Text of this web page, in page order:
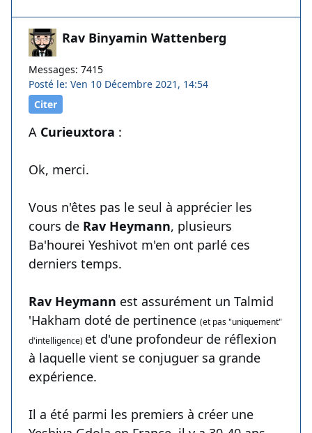
Rav Binyamin Wattenberg
Messages: 7415
Posté le: Ven 10 Décembre 2021, 14:54
Citer
A Curieuxtora :
Ok, merci.
Vous n'êtes pas le seul à apprécier les
cours de Rav Heymann, plusieurs
Ba'hourei Yeshivot m'en ont parlé ces
derniers temps.
Rav Heymann est assurément un Talmid
'Hakham doté de pertinence (et pas "uniquement"
d'intelligence) et d'une profondeur de réflexion
à laquelle vient se conjuguer sa grande
expérience.
Il a été parmi les premiers à créer une